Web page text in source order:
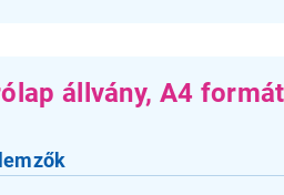
állvány, A4